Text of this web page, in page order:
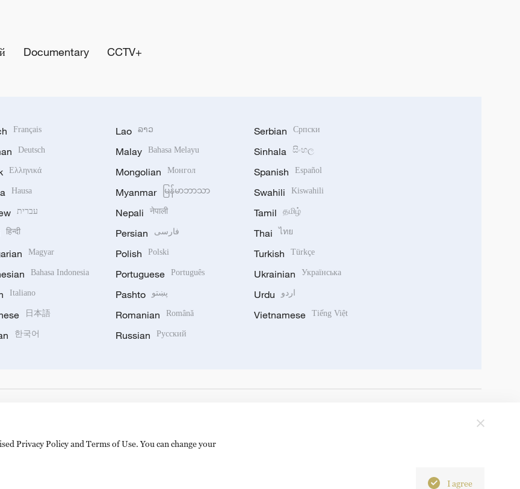
Documentary CCTV+
Français
Deutsch
Ελληνικά
Hausa
עברית
हिन्दी
Magyar
Bahasa Indonesia
Italiano
日本語
한국어
Lao ລາວ
Malay Bahasa Melayu
Mongolian Монгол
Myanmar မြန်မာဘာသာ
Nepali नेपाली
Persian فارسی
Polish Polski
Portuguese Português
Pashto پښتو
Romanian Română
Russian Русский
Serbian Српски
Sinhala සිංහල
Spanish Español
Swahili Kiswahili
Tamil தமிழ்
Thai ไทย
Turkish Türkçe
Ukrainian Українська
Urdu اردو
Vietnamese Tiếng Việt
Privacy Policy and Terms of Use. You can change your
I agree